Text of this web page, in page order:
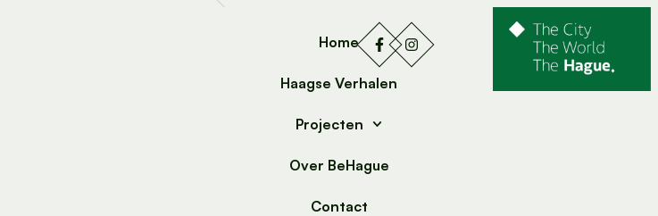
Home
Haagse Verhalen
Projecten
Over BeHague
Contact